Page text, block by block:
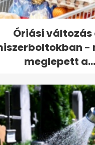
Óriási változás
-
meglepett a...